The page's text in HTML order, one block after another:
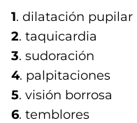
1. dilatación pupilar
2. taquicardia
3. sudoración
4. palpitaciones
5. visión borrosa
6. temblores